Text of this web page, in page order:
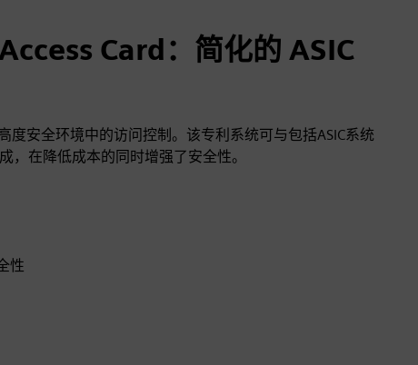
Card：简化的 ASIC
度安全环境中的访问控制。该专利系统可与包括ASIC系统
，在降低成本的同时增强了安全性。
性